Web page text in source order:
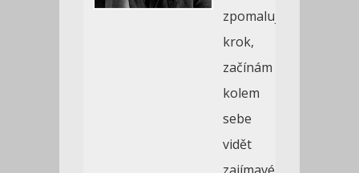
zpomaluje
krok,
začínám
kolem
sebe
vidět